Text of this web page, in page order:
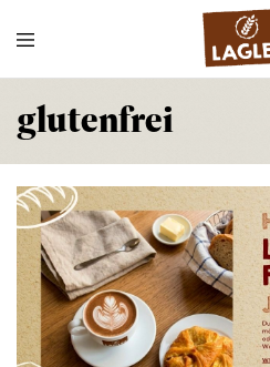
glutenfrei